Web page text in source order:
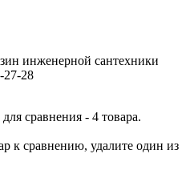
инженерной сантехники
27-28
сравнения - 4 товара.
к сравнению, удалите один из